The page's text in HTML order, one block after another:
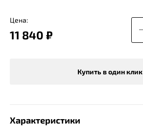
Цена:
11 840 ₽
Купить в один клик
Характеристики